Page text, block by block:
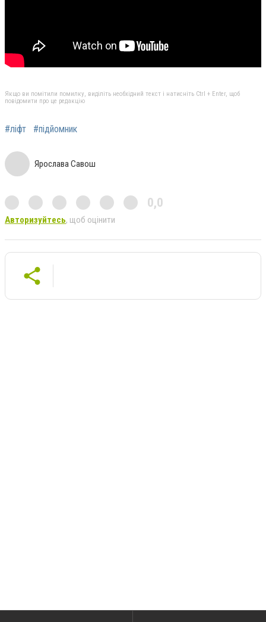
Якщо ви помітили помилку, виділіть необхідний текст і натисніть Ctrl + Enter, щоб
повідомити про це редакцію
#ліфт #підйомник
Ярослава Савош
0,0
Авторизуйтесь, щоб оцінити